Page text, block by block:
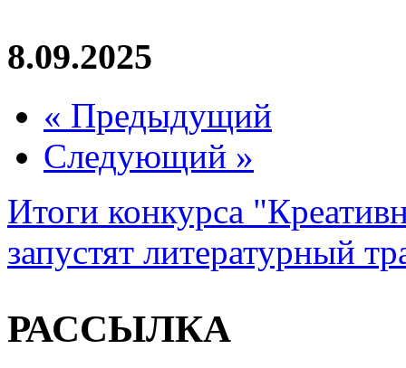
8.09.2025
« Предыдущий
Следующий »
Итоги конкурса
запустят литературный
РАССЫЛКА